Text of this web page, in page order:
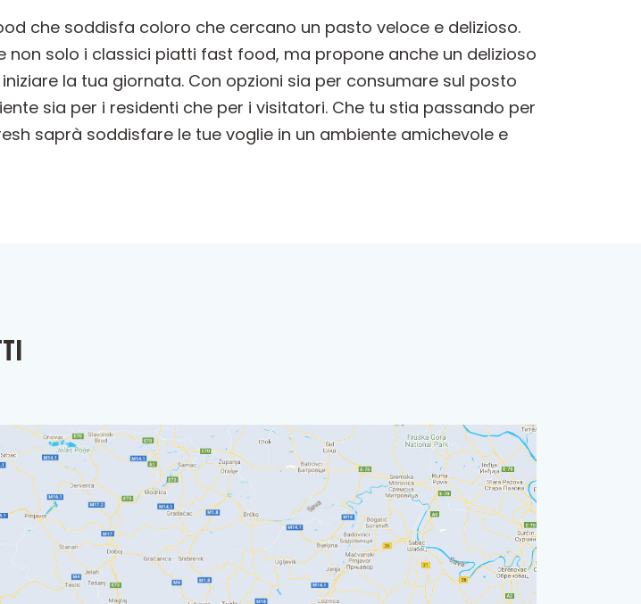
che soddisfa coloro che cercano un pasto veloce e delizioso.
solo i classici piatti fast food, ma propone anche un delizioso
la tua giornata. Con opzioni sia per consumare sul posto
sia per i residenti che per i visitatori. Che tu stia passando per
saprà soddisfare le tue voglie in un ambiente amichevole e